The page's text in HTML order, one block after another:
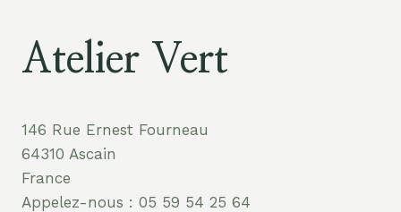
Atelier Vert
146 Rue Ernest Fourneau
64310 Ascain
France
Appelez-nous : 05 59 54 25 64